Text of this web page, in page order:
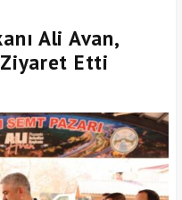
Ali Avan,
Ziyaret Etti